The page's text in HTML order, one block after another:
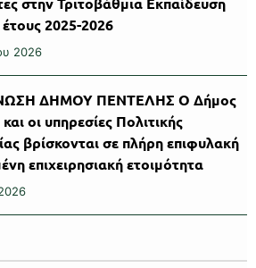
2025-2026
2026
ΔΗΜΟΥ ΠΕΝΤΕΛΗΣ Ο Δήμος
οι υπηρεσίες Πολιτικής
βρίσκονται σε πλήρη επιφυλακή
επιχειρησιακή ετοιμότητα